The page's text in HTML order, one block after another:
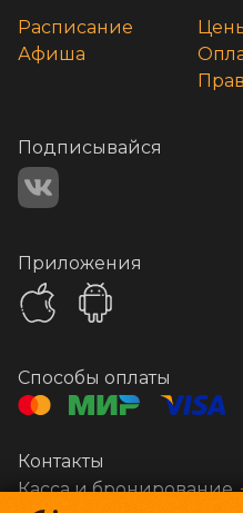
Расписание
Афиша
Подписывайся
Приложения
Способы оплаты
Контакты
Касса и бронирование